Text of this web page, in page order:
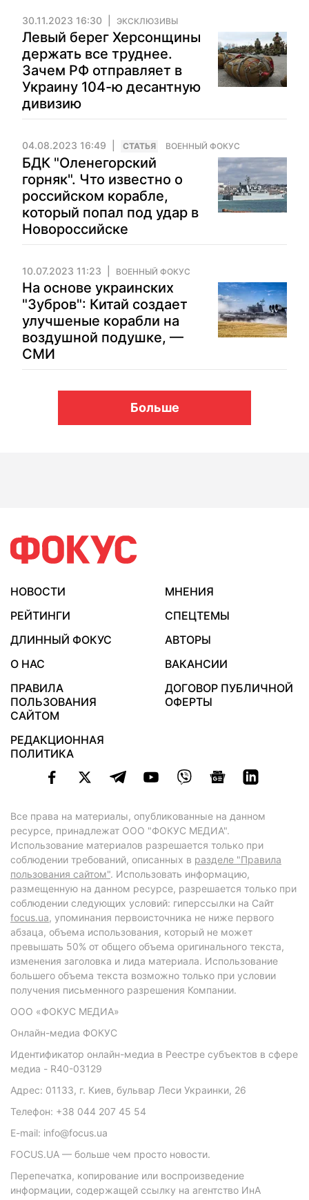
30.11.2023 16:30 ЭКСКЛЮЗИВЫ
Левый берег Херсонщины
держать все труднее.
Зачем РФ отправляет в
Украину 104-ю десантную
дивизию
04.08.2023 16:49 CТАТЬЯ ВОЕННЫЙ ФОКУС
БДК "Оленегорский
горняк". Что известно о
российском корабле,
который попал под удар в
Новороссийске
10.07.2023 11:23 ВОЕННЫЙ ФОКУС
На основе украинских
"Зубров": Китай создает
улучшеные корабли на
воздушной подушке, —
СМИ
Больше
НОВОСТИ
МНЕНИЯ
РЕЙТИНГИ
СПЕЦТЕМЫ
ДЛИННЫЙ ФОКУС
АВТОРЫ
О НАС
ВАКАНСИИ
ПРАВИЛА
ПОЛЬЗОВАНИЯ
САЙТОМ
ДОГОВОР ПУБЛИЧНОЙ
ОФЕРТЫ
РЕДАКЦИОННАЯ
ПОЛИТИКА
Все права на материалы, опубликованные на данном
ресурсе, принадлежат ООО "ФОКУС МЕДИА".
Использование материалов разрешается только при
соблюдении требований, описанных в разделе "Правила
пользования сайтом". Использовать информацию,
размещенную на данном ресурсе, разрешается только при
соблюдении следующих условий: гиперссылки на Сайт
focus.ua, упоминания первоисточника не ниже первого
абзаца, объема использования, который не может
превышать 50% от общего объема оригинального текста,
изменения заголовка и лида материала. Использование
большего объема текста возможно только при условии
получения письменного разрешения Компании.
ООО «ФОКУС МЕДИА»
Онлайн-медиа ФОКУС
Идентификатор онлайн-медиа в Реестре субъектов в сфере
медиа - R40-03129
Адрес: 01133, г. Киев, бульвар Леси Украинки, 26
Телефон: +38 044 207 45 54
E-mail: info@focus.ua
FOCUS.UA — больше чем просто новости.
Перепечатка, копирование или воспроизведение
информации, содержащей ссылку на агентство ИнА